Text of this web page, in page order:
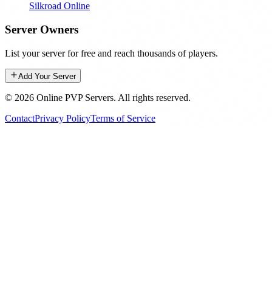
Silkroad Online
Server Owners
List your server for free and reach thousands of players.
Add Your Server
© 2026 Online PVP Servers. All rights reserved.
ContactPrivacy PolicyTerms of Service